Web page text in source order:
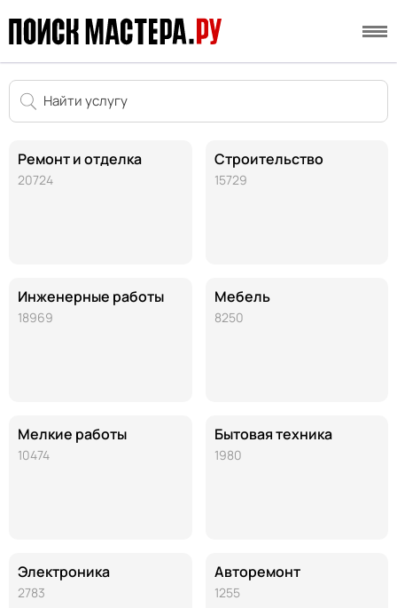
Ремонт и отделка
20724
Инженерные работы
18969
Мелкие работы
10474
Электроника
2783
Строительство
15729
Мебель
8250
Бытовая техника
1980
Авторемонт
1255